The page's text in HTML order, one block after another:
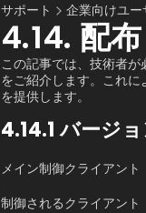
サポート 企業向けユー
4.14. 配布
この記事では、技術者
をご紹介します。これ
を提供します。
4.14.1 バージ
メイン制御クライアン
制御されるクライアン